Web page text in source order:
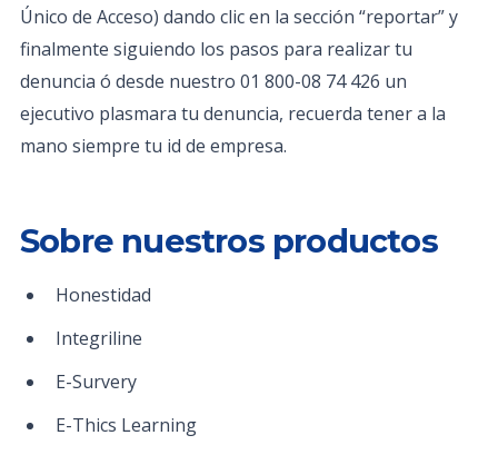
Único de Acceso) dando clic en la sección “reportar” y
finalmente siguiendo los pasos para realizar tu
denuncia ó desde nuestro 01 800-08 74 426 un
ejecutivo plasmara tu denuncia, recuerda tener a la
mano siempre tu id de empresa.
Sobre nuestros productos
Honestidad
Integriline
E-Survery
E-Thics Learning